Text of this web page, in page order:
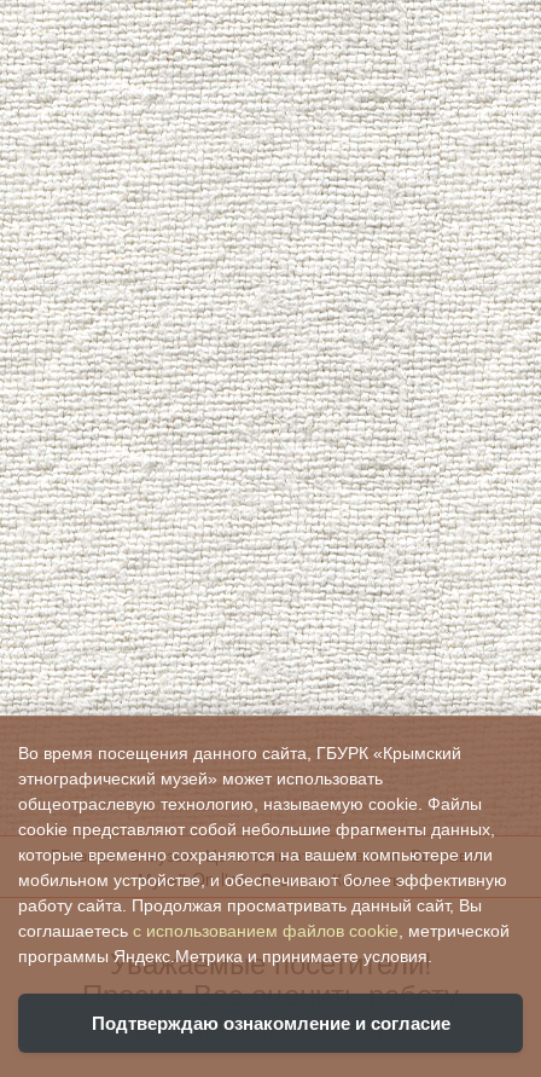
Главная О музее Цены и льготы Новости Выставки
Музей On-line Отзывы Контакты
Уважаемые посетители!
Просим Вас оценить работу
нашего учреждения:
Во время посещения данного сайта, ГБУРК «Крымский
этнографический музей» может использовать
общеотраслевую технологию, называемую cookie. Файлы
cookie представляют собой небольшие фрагменты данных,
которые временно сохраняются на вашем компьютере или
мобильном устройстве, и обеспечивают более эффективную
работу сайта. Продолжая просматривать данный сайт, Вы
соглашаетесь с использованием файлов cookie , метрической
программы Яндекс.Метрика и принимаете условия.
Подтверждаю ознакомление и согласие